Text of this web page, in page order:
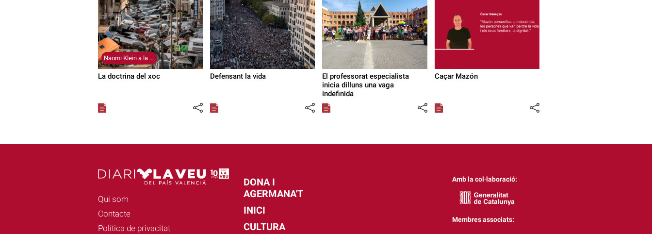
Naomi Klein a la dana (4)
La doctrina del xoc Defensant la vida
El professorat especialista
inicia dilluns una vaga
indefinida
Caçar Mazón
Qui som
Contacte
Política de privacitat
DONA I
AGERMANA'T
INICI
CULTURA
Amb la col·laboració:
Membres associats: